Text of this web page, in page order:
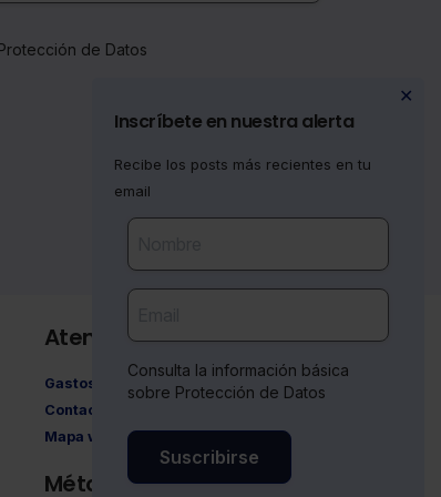
de Datos
✕
Inscríbete en nuestra alerta
Recibe los posts más recientes en tu
email
Consulta la información básica
sobre Protección de Datos
Suscribirse
Atención al cliente
Gastos de envío
Contacto
Mapa web
Métodos de pago